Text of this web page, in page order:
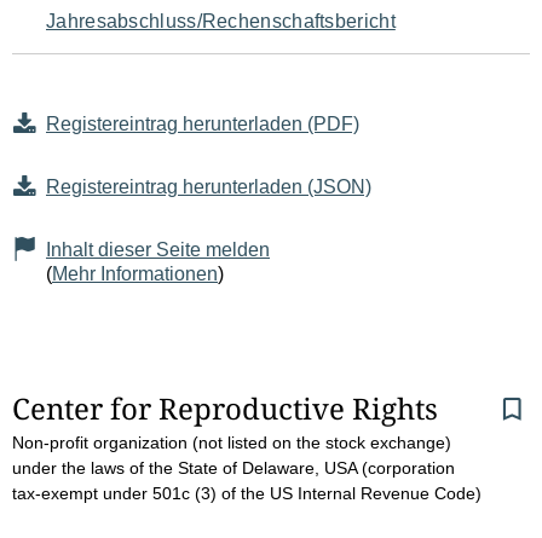
Jahresabschluss/Rechenschaftsbericht
Registereintrag herunterladen (PDF)
Registereintrag herunterladen (JSON)
Inhalt dieser Seite melden
(Mehr Informationen)
S
e
i
Center for Reproductive Rights
Non-profit organization (not listed on the stock exchange)
under the laws of the State of Delaware, USA (corporation
tax-exempt under 501c (3) of the US Internal Revenue Code)